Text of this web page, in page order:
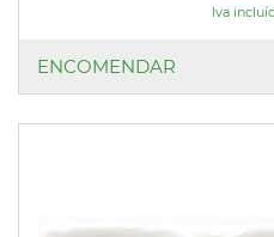
Iva
ENCOMENDAR